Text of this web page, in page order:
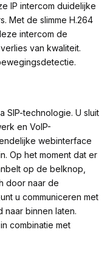
IP intercom duidelijke
Met de slimme H.264
intercom de
van kwaliteit.
SIP-technologie. U sluit
en VoIP-
webinterface
Op het moment dat er
op de belknop,
door naar de
u communiceren met
binnen laten.
combinatie met